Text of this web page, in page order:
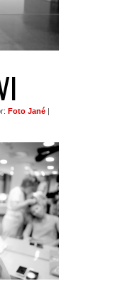
Foto Jané |